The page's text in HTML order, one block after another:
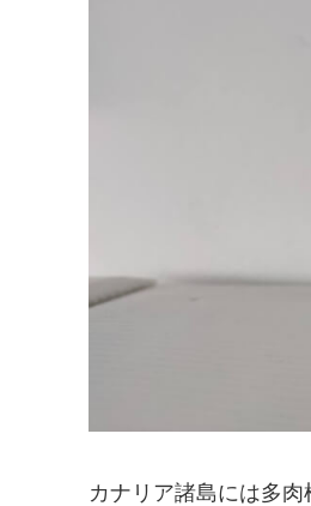
カナリア諸島には多